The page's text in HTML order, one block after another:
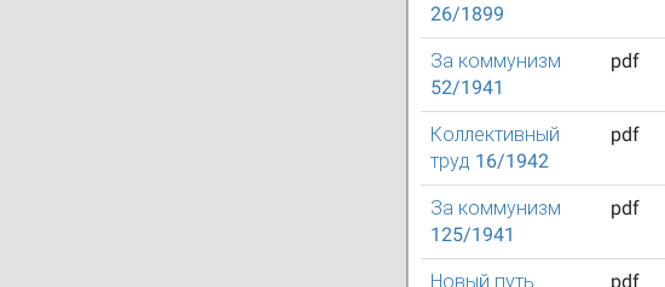
26/1899
За коммунизм
52/1941
pdf
Коллективный
труд 16/1942
pdf
За коммунизм
125/1941
pdf
Новый путь
pdf